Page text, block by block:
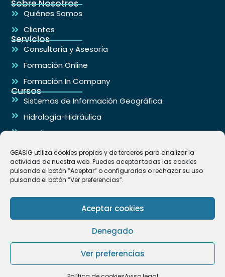
GEASIG utiliza cookies propias y de terceros para analizar la
actividad de nuestra web. Puedes aceptar todas las cookies
pulsando el botón “Aceptar” o configurarlas o rechazar su uso
pulsando el botón “Ver preferencias”.
Aceptar cookies
Denegado
Ver preferencias
Sobre Nosotros
Quiénes Somos
Clientes
Servicios
Consultoría y Asesoría
Formación Online
Formación In Company
Cursos
Sistemas de Información Geográfica
Hidrología-Hidráulica
Arquitectura
Ingeniería
Contacto
info@geasig.com
+34 695 18 25 76
Las Rozas de Madrid España
GEASIG. Especialistas en SIG y Medio Ambiente © 2026